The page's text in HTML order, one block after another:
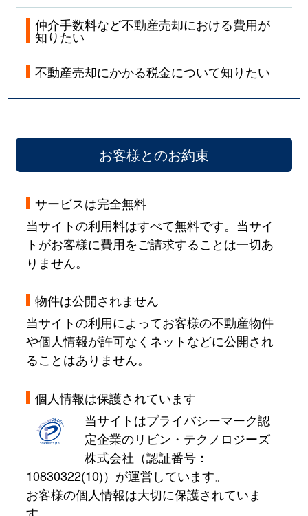
仲介手数料など不動産売却における費用が
知りたい
不動産売却にかかる税金について知りたい
お客様とのお約束
サービスは完全無料
当サイトの利用料はすべて無料です。当サイ
トがお客様に費用をご請求することは一切あ
りません。
物件は公開されません
当サイトの利用によってお客様の不動産物件
や個人情報が許可なくネットなどに公開され
ることはありません。
個人情報は保護されています
当サイトはプライバシーマーク認
定企業のリビン・テクノロジーズ
株式会社（認証番号：
10830322(10)）が運営しています。
お客様の個人情報は大切に保護されていま
す。